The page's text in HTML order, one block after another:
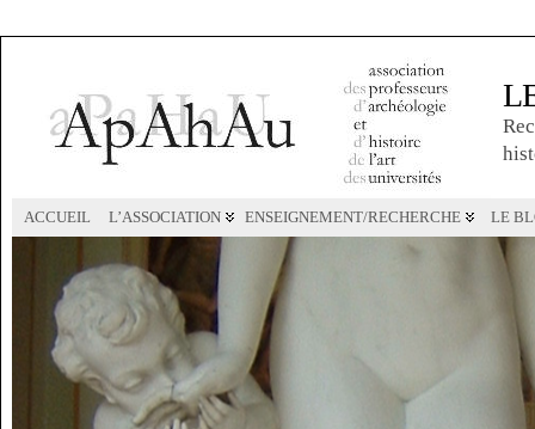
ACCUEIL L’ASSOCIATION ENSEIGNEMENT/RECHERCHE LE